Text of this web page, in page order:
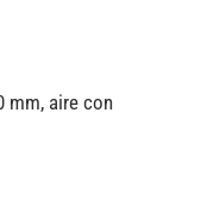
mm, aire con